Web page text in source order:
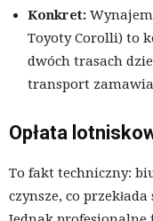
Konkret:
Toyoty Corolli) to
dwóch trasach
transport
Opłata
To fakt techniczny:
czynsze, co